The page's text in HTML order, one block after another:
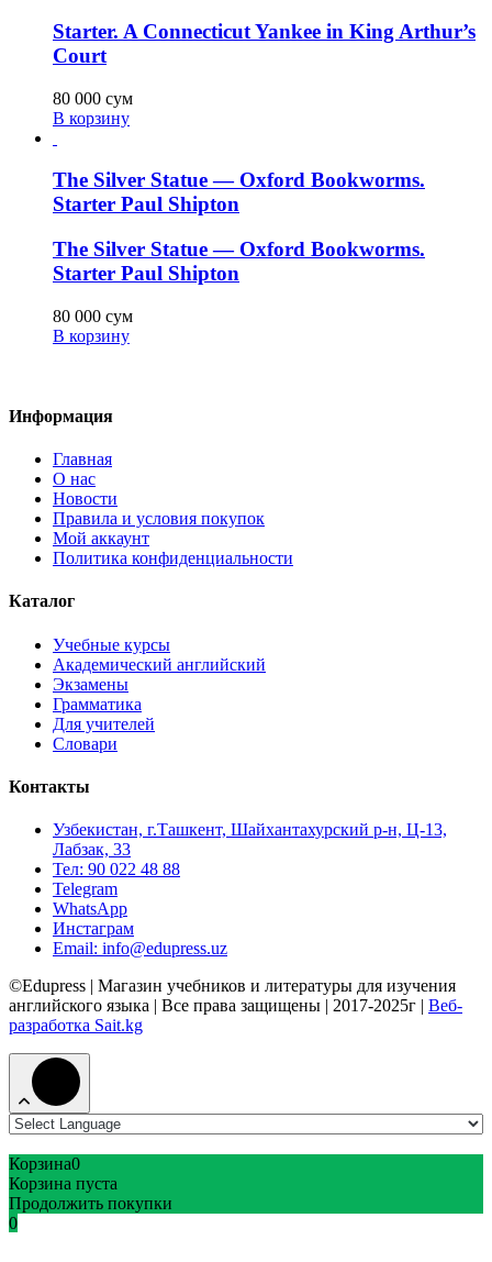
Starter. A Connecticut Yankee in King Arthur’s
Court
80 000 сум
В корзину
The Silver Statue — Oxford Bookworms.
Starter Paul Shipton
The Silver Statue — Oxford Bookworms.
Starter Paul Shipton
80 000 сум
В корзину
Информация
Главная
О нас
Новости
Правила и условия покупок
Мой аккаунт
Политика конфиденциальности
Каталог
Учебные курсы
Академический английский
Экзамены
Грамматика
Для учителей
Словари
Контакты
Узбекистан, г.Ташкент, Шайхантахурский р-н, Ц-13,
Лабзак, 33
Тел: 90 022 48 88
Telegram
WhatsApp
Инстаграм
Email: info@edupress.uz
©Edupress | Магазин учебников и литературы для изучения
английского языка | Все права защищены | 2017-2025г | Веб-
разработка Sait.kg
Корзина0
Корзина пуста
Продолжить покупки
0